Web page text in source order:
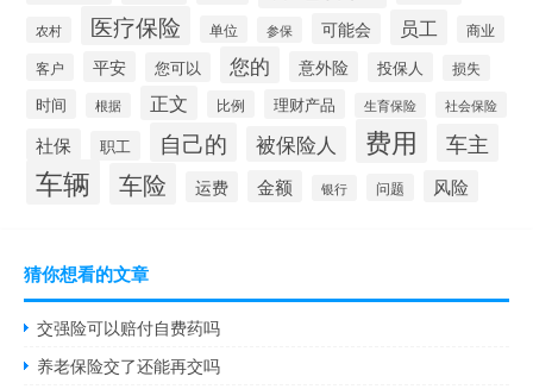
农村 医疗保险 单位 参保 可能会 员工
商业
客户
平安 您可以 您的 意外险 投保人 损失
时间 根据 正文 比例 理财产品 生育保险 社会保险
社保 职工 自己的 被保险人 费用 车主
车辆 车险 运费 金额 银行 问题 风险
猜你想看的文章
交强险可以赔付自费药吗
养老保险交了还能再交吗